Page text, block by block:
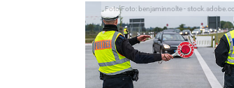
Foto:Foto: benjaminnolte -